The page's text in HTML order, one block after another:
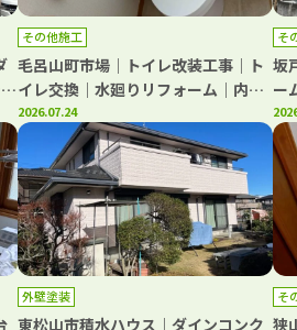
その他施工
毛呂山町市場｜トイレ改装工事｜ト
イレ交換｜水廻りリフォーム｜内装
工事｜M様邸
2026.07.24
そ
坂
ー
キ
外壁塗装
東松山市積水ハウス｜ダインコンク
そ
狭